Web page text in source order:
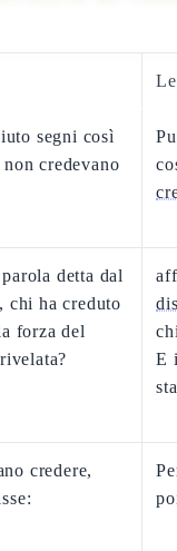
segni così
credevano
detta dal
chi ha creduto
forza del
E
credere,